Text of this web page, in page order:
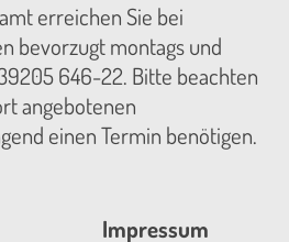
erreichen Sie bei
bevorzugt montags und
646-22. Bitte beachten
angebotenen
einen Termin benötigen.
Impressum